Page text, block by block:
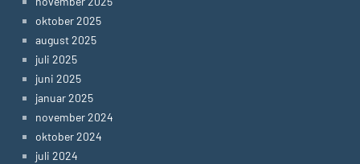
oktober 2025
august 2025
juli 2025
juni 2025
januar 2025
november 2024
oktober 2024
juli 2024